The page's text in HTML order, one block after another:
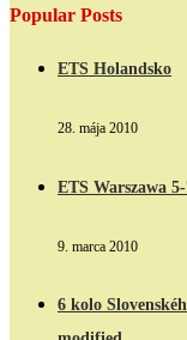
Popular Posts
ETS Holandsko
28. mája 2010
ETS Warszawa
9. marca 2010
6 kolo